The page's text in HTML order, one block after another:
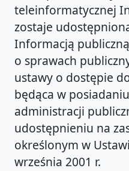
teleinformatycznej
zostaje
Informacją
o sprawach
ustawy o dostępie
będąca w
administracji
udostępnieniu na
określonym w
września 2001 r.